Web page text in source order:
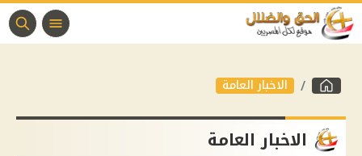
الاخبار العامة
الاخبار العامة